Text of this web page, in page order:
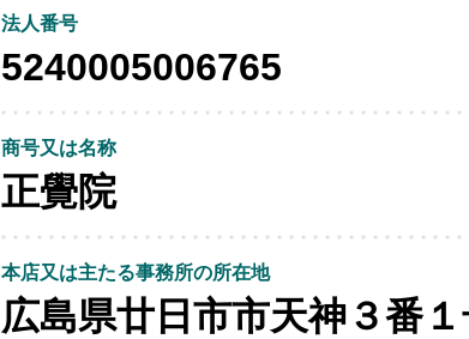
法人番号
5240005006765
商号又は名称
正覺院
本店又は主たる事務所の所在地
広島県廿日市市天神３番